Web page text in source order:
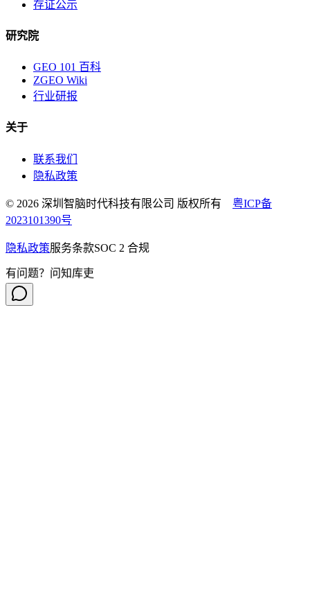
存证公示
研究院
GEO 101 百科
ZGEO Wiki
行业研报
关于
联系我们
隐私政策
© 2026 深圳智脑时代科技有限公司 版权所有 粤ICP备
2023101390号
隐私政策服务条款SOC 2 合规
有问题？问知库吏